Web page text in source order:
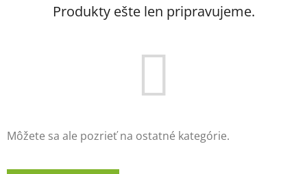
Produkty ešte len pripravujeme.
Môžete sa ale pozrieť na ostatné kategórie.